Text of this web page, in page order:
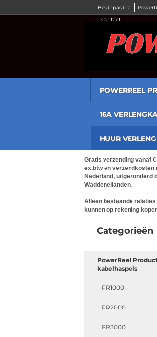
Beginpagina
Contact
POWERREEL
16A
HUUR
​Gratis verzending vanaf €
ex.btw en verzendkosten
Nederland, uitgezonderd
Waddeneilanden.
Alleen bestaande relaties
kunnen op rekening
Categorieën
PowerReel
kabelhaspels
PR1000
PR2000
PR3000